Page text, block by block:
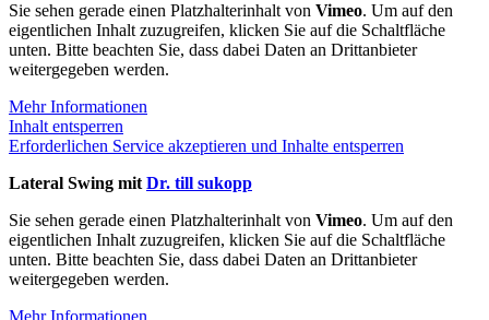
Sie sehen gerade einen Platzhalterinhalt von Vimeo. Um auf den
eigentlichen Inhalt zuzugreifen, klicken Sie auf die Schaltfläche
unten. Bitte beachten Sie, dass dabei Daten an Drittanbieter
weitergegeben werden.
Mehr Informationen
Inhalt entsperren
Erforderlichen Service akzeptieren und Inhalte entsperren
Lateral Swing mit Dr. till sukopp
Sie sehen gerade einen Platzhalterinhalt von Vimeo. Um auf den
eigentlichen Inhalt zuzugreifen, klicken Sie auf die Schaltfläche
unten. Bitte beachten Sie, dass dabei Daten an Drittanbieter
weitergegeben werden.